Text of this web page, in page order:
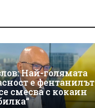
Най-голямата
е фентанилът
смесва с кокаин